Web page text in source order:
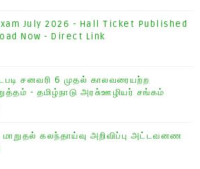
July 2026 - Hall Ticket Published
Now - Direct Link
சனவரி 6 முதல் காலவரையற்ற
- தமிழ்நாடு அரசு்ஊழியர் சங்கம்
மாறுதல் கலந்தாய்வு அறிவிப்பு அட்டவனண